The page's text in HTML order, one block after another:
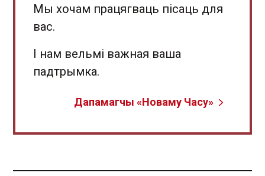
Мы хочам працягваць пісаць для
вас.
І нам вельмі важная ваша
падтрымка.
Дапамагчы «Новаму Часу»